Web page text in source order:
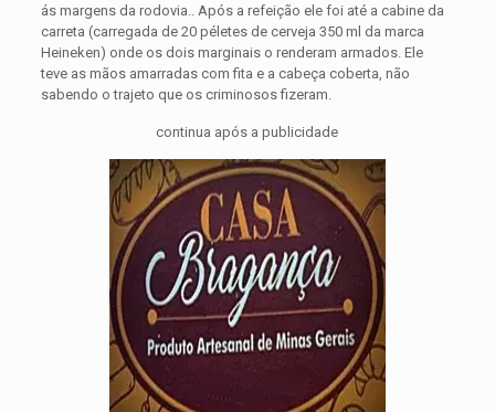
ás margens da rodovia.. Após a refeição ele foi até a cabine da
carreta (carregada de 20 péletes de cerveja 350 ml da marca
Heineken) onde os dois marginais o renderam armados. Ele
teve as mãos amarradas com fita e a cabeça coberta, não
sabendo o trajeto que os criminosos fizeram.
continua após a publicidade